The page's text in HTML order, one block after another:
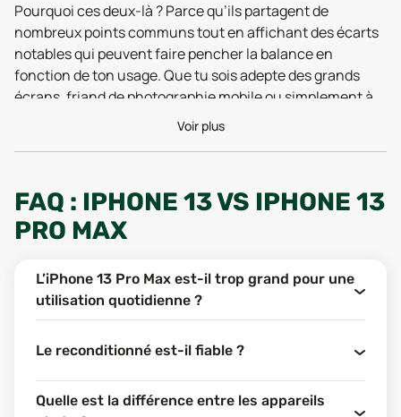
Pourquoi ces deux-là ? Parce qu’ils partagent de
nombreux points communs tout en affichant des écarts
notables qui peuvent faire pencher la balance en
fonction de ton usage. Que tu sois adepte des grands
écrans, friand de photographie mobile ou simplement à
smartphone
cette comparaison t’aidera à y voir plus clair.
techniques, leurs différences en termes de
fonctionnalités, leurs tarifs respectifs (neuf et
reconditionné), ainsi que leur positionnement dans la
vraiment la valeur d’un bon smartphone aujourd’hui : la
durabilité, la réparabilité, et l’adéquation avec tes
besoins réels. Passons au cas qui nous intéresse.
RESSEMBLANCES, MAIS DES
Voir plus
FAQ : IPHONE 13 VS IPHONE 13
PRO MAX
L’iPhone 13 Pro Max est-il trop grand pour une
utilisation quotidienne ?
Le reconditionné est-il fiable ?
Quelle est la différence entre les appareils